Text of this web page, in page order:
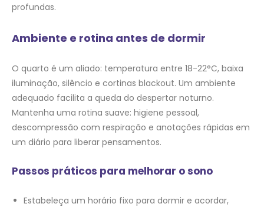
profundas.
Ambiente e rotina antes de dormir
O quarto é um aliado: temperatura entre 18-22°C, baixa
iluminação, silêncio e cortinas blackout. Um ambiente
adequado facilita a queda do despertar noturno.
Mantenha uma rotina suave: higiene pessoal,
descompressão com respiração e anotações rápidas em
um diário para liberar pensamentos.
Passos práticos para melhorar o sono
Estabeleça um horário fixo para dormir e acordar,